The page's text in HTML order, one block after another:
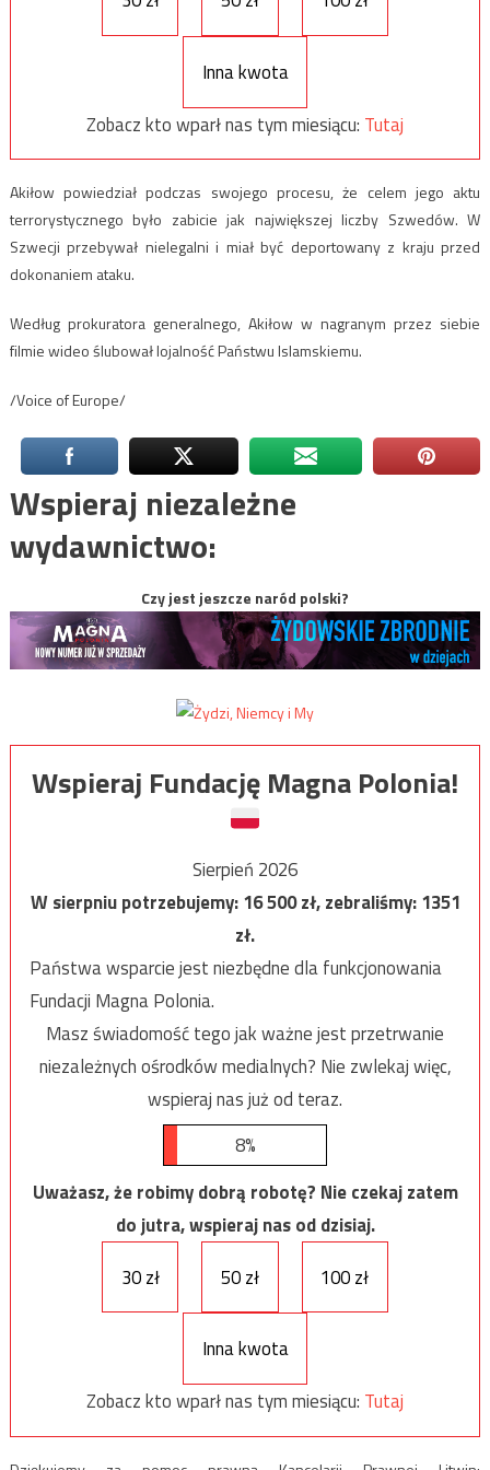
Inna kwota
Zobacz kto wparł nas tym miesiącu: Tutaj
Akiłow powiedział podczas swojego procesu, że celem jego aktu
terrorystycznego było zabicie jak największej liczby Szwedów. W
Szwecji przebywał nielegalni i miał być deportowany z kraju przed
dokonaniem ataku.
Według prokuratora generalnego, Akiłow w nagranym przez siebie
filmie wideo ślubował lojalność Państwu Islamskiemu.
/Voice of Europe/
Wspieraj niezależne
wydawnictwo:
Czy jest jeszcze naród polski?
Wspieraj Fundację Magna Polonia!
Sierpień 2026
W sierpniu potrzebujemy:16 500zł, zebraliśmy:1351
zł.
Państwa wsparcie jest niezbędne dla funkcjonowania
Fundacji Magna Polonia.
Masz świadomość tego jak ważne jest przetrwanie
niezależnych ośrodków medialnych? Nie zwlekaj więc,
wspieraj nas już od teraz.
8%
Uważasz, że robimy dobrą robotę? Nie czekaj zatem
do jutra, wspieraj nas od dzisiaj.
30 zł
50 zł 100 zł
Inna kwota
Zobacz kto wparł nas tym miesiącu: Tutaj